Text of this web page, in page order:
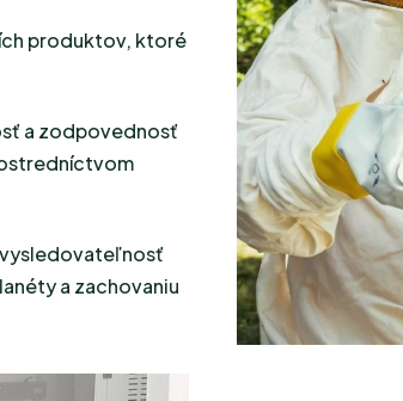
produktov, ktoré
a zodpovednosť
vysledovateľnosť
a zachovaniu